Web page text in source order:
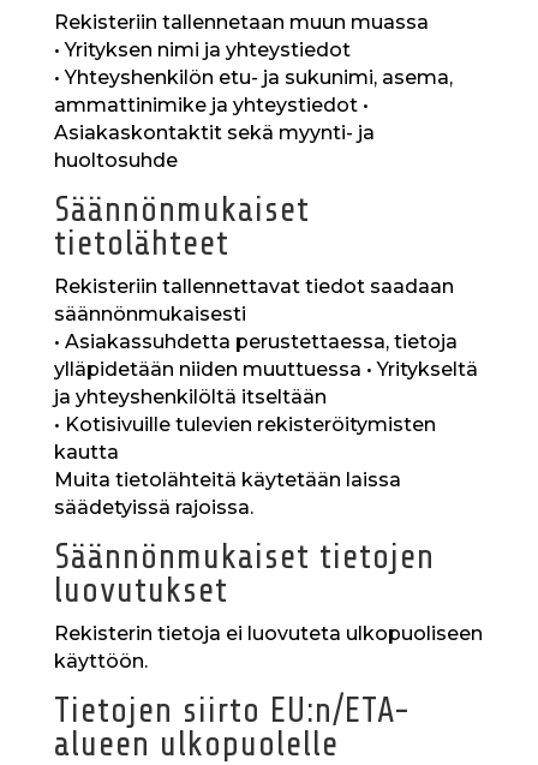
Rekisteriin tallennetaan muun muassa
• Yrityksen nimi ja yhteystiedot
• Yhteyshenkilön etu- ja sukunimi, asema,
ammattinimike ja yhteystiedot •
Asiakaskontaktit sekä myynti- ja
huoltosuhde
Säännönmukaiset
tietolähteet
Rekisteriin tallennettavat tiedot saadaan
säännönmukaisesti
• Asiakassuhdetta perustettaessa, tietoja
ylläpidetään niiden muuttuessa • Yritykseltä
ja yhteyshenkilöltä itseltään
• Kotisivuille tulevien rekisteröitymisten
kautta
Muita tietolähteitä käytetään laissa
säädetyissä rajoissa.
Säännönmukaiset tietojen
luovutukset
Rekisterin tietoja ei luovuteta ulkopuoliseen
käyttöön.
Tietojen siirto EU:n/ETA-
alueen ulkopuolelle